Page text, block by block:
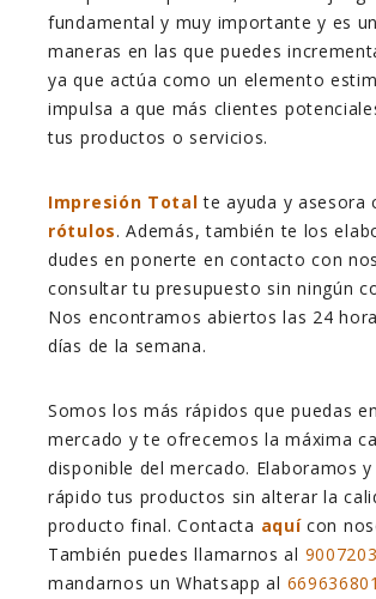
fundamental y muy importante y es
maneras en las que puedes
ya que actúa como un elemento
impulsa a que más clientes
tus productos o servicios.
Impresión Total te ayuda y asesora
rótulos. Además, también te los
dudes en ponerte en contacto con
consultar tu presupuesto sin ningún
Nos encontramos abiertos las 24
días de la semana.
Somos los más rápidos que puedas
mercado y te ofrecemos la máxima
disponible del mercado. Elaboramos
rápido tus productos sin alterar la
producto final. Contacta aquícon
También puedes llamarnos al
mandarnos un Whatsapp al 669636801